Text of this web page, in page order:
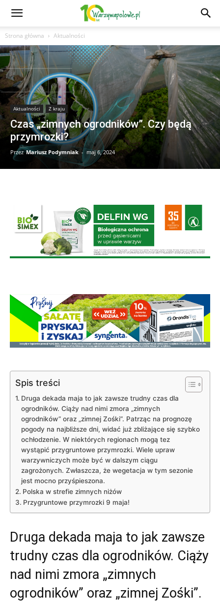
Strona główna Aktualności
Aktualności Z kraju
Czas „zimnych ogrodników”. Czy będą
przymrozki?
Przez Mariusz Podymniak - maj 6, 2024
Spis treści
Druga dekada maja to jak zawsze trudny czas dla
ogrodników. Ciąży nad nimi zmora „zimnych
ogrodników” oraz „zimnej Zośki”. Patrząc na prognozę
pogody na najbliższe dni, widać już zbliżające się szybko
ochłodzenie. W niektórych regionach mogą tez
wystąpić przygruntowe przymrozki. Wiele upraw
warzywniczych może być w dalszym ciągu
zagrożonych. Zwłaszcza, że wegetacja w tym sezonie
jest mocno przyśpieszona.
Polska w strefie zimnych niżów
Przygruntowe przymrozki 9 maja!
Druga dekada maja to jak zawsze
trudny czas dla ogrodników. Ciąży
nad nimi zmora „zimnych
ogrodników” oraz „zimnej Zośki”.